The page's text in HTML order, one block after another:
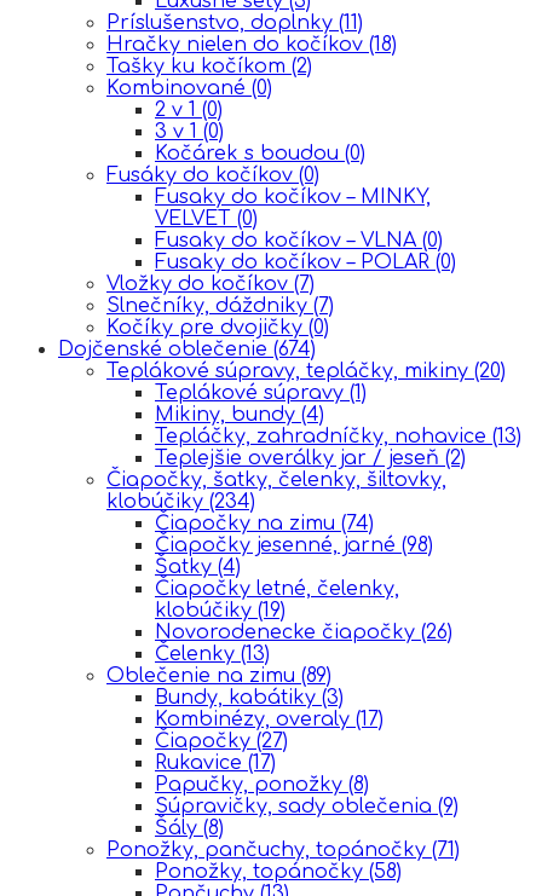
Príslušenstvo, doplnky (11)
Hračky nielen do kočíkov (18)
Tašky ku kočíkom (2)
Kombinované (0)
2 v 1 (0)
3 v 1 (0)
Kočárek s boudou (0)
Fusáky do kočíkov (0)
Fusaky do kočíkov – MINKY,
VELVET (0)
Fusaky do kočíkov – VLNA (0)
Fusaky do kočíkov – POLAR (0)
Vložky do kočíkov (7)
Slnečníky, dáždniky (7)
Kočíky pre dvojičky (0)
Dojčenské oblečenie (674)
Teplákové súpravy, tepláčky, mikiny (20)
Teplákové súpravy (1)
Mikiny, bundy (4)
Tepláčky, zahradníčky, nohavice (13)
Teplejšie overálky jar / jeseň (2)
Čiapočky, šatky, čelenky, šiltovky,
klobúčiky (234)
Čiapočky na zimu (74)
Čiapočky jesenné, jarné (98)
Šatky (4)
Čiapočky letné, čelenky,
klobúčiky (19)
Novorodenecke čiapočky (26)
Čelenky (13)
Oblečenie na zimu (89)
Bundy, kabátiky (3)
Kombinézy, overaly (17)
Čiapočky (27)
Rukavice (17)
Papučky, ponožky (8)
Súpravičky, sady oblečenia (9)
Šály (8)
Ponožky, pančuchy, topánočky (71)
Ponožky, topánočky (58)